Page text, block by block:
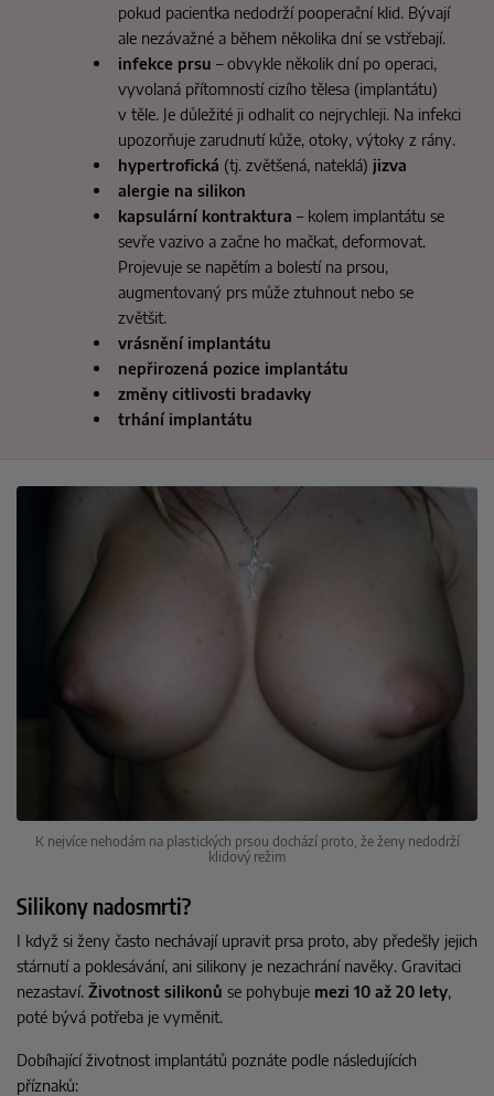
pokud pacientka nedodrží pooperační klid. Bývají
ale nezávažné a během několika dní se vstřebají.
infekce prsu – obvykle několik dní po operaci,
vyvolaná přítomností cizího tělesa (implantátu)
v těle. Je důležité ji odhalit co nejrychleji. Na infekci
upozorňuje zarudnutí kůže, otoky, výtoky z rány.
hypertrofická (tj. zvětšená, nateklá) jizva
alergie na silikon
kapsulární kontraktura – kolem implantátu se
sevře vazivo a začne ho mačkat, deformovat.
Projevuje se napětím a bolestí na prsou,
augmentovaný prs může ztuhnout nebo se
zvětšit.
vrásnění implantátu
nepřirozená pozice implantátu
změny citlivosti bradavky
trhání implantátu
K nejvíce nehodám na plastických prsou dochází proto, že ženy nedodrží
klidový režim
Silikony nadosmrti?
I když si ženy často nechávají upravit prsa proto, aby předešly jejich
stárnutí a poklesávání, ani silikony je nezachrání navěky. Gravitaci
nezastaví. Životnost silikonů se pohybuje mezi 10 až 20 lety,
poté bývá potřeba je vyměnit.
Dobíhající životnost implantátů poznáte podle následujících
příznaků: